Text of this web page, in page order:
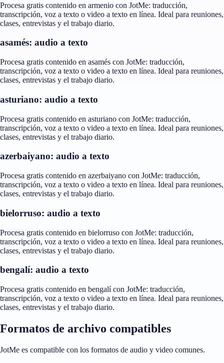
Procesa gratis contenido en armenio con JotMe: traducción,
transcripción, voz a texto o video a texto en línea. Ideal para reuniones,
clases, entrevistas y el trabajo diario.
asamés: audio a texto
Procesa gratis contenido en asamés con JotMe: traducción,
transcripción, voz a texto o video a texto en línea. Ideal para reuniones,
clases, entrevistas y el trabajo diario.
asturiano: audio a texto
Procesa gratis contenido en asturiano con JotMe: traducción,
transcripción, voz a texto o video a texto en línea. Ideal para reuniones,
clases, entrevistas y el trabajo diario.
azerbaiyano: audio a texto
Procesa gratis contenido en azerbaiyano con JotMe: traducción,
transcripción, voz a texto o video a texto en línea. Ideal para reuniones,
clases, entrevistas y el trabajo diario.
bielorruso: audio a texto
Procesa gratis contenido en bielorruso con JotMe: traducción,
transcripción, voz a texto o video a texto en línea. Ideal para reuniones,
clases, entrevistas y el trabajo diario.
bengalí: audio a texto
Procesa gratis contenido en bengalí con JotMe: traducción,
transcripción, voz a texto o video a texto en línea. Ideal para reuniones,
clases, entrevistas y el trabajo diario.
Formatos de archivo compatibles
JotMe es compatible con los formatos de audio y video comunes.